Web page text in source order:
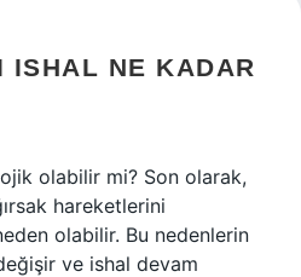
ISHAL NE KADAR
olabilir mi? Son olarak,
hareketlerini
olabilir. Bu nedenlerin
ve ishal devam